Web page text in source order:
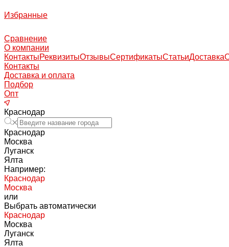
Избранные
Сравнение
О компании
КонтактыРеквизитыОтзывыСертификатыСтатьиДоставка
Контакты
Доставка и оплата
Подбор
Опт
Краснодар
Краснодар
Москва
Луганск
Ялта
Например:
Краснодар
Москва
или
Выбрать автоматически
Краснодар
Москва
Луганск
Ялта